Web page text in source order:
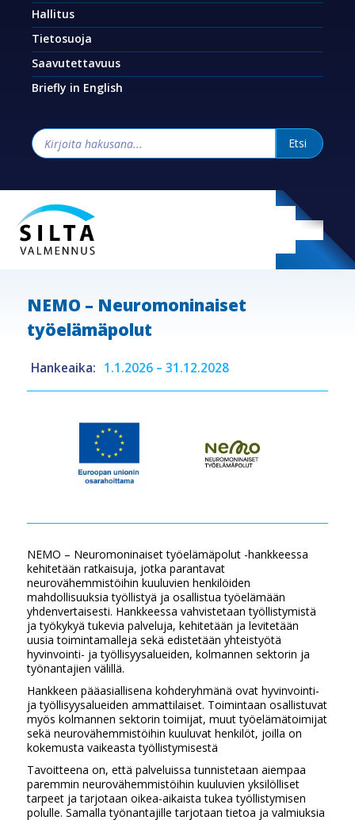
Hallitus
Tietosuoja
Saavutettavuus
Briefly in English
NEMO – Neuromoninaiset
työelämäpolut
Hankeaika: 1.1.2026 – 31.12.2028
NEMO – Neuromoninaiset työelämäpolut -hankkeessa
kehitetään ratkaisuja, jotka parantavat
neurovähemmistöihin kuuluvien henkilöiden
mahdollisuuksia työllistyä ja osallistua työelämään
yhdenvertaisesti. Hankkeessa vahvistetaan työllistymistä
ja työkykyä tukevia palveluja, kehitetään ja levitetään
uusia toimintamalleja sekä edistetään yhteistyötä
hyvinvointi- ja työllisyysalueiden, kolmannen sektorin ja
työnantajien välillä.
Hankkeen pääasiallisena kohderyhmänä ovat hyvinvointi-
ja työllisyysalueiden ammattilaiset. Toimintaan osallistuvat
myös kolmannen sektorin toimijat, muut työelämätoimijat
sekä neurovähemmistöihin kuuluvat henkilöt, joilla on
kokemusta vaikeasta työllistymisestä
Tavoitteena on, että palveluissa tunnistetaan aiempaa
paremmin neurovähemmistöihin kuuluvien yksilölliset
tarpeet ja tarjotaan oikea-aikaista tukea työllistymisen
polulle. Samalla työnantajille tarjotaan tietoa ja valmiuksia